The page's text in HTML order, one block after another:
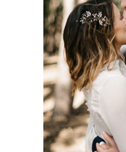
recherche des
suivi
conception
création du